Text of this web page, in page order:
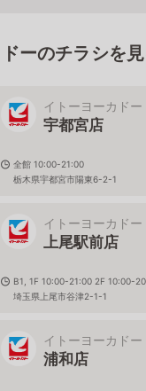
ーのチラシを
イトーヨーカドー
宇都宮店
全館 10:00-21:00
栃木県宇都宮市陽東6-2-1
イトーヨーカドー
上尾駅前店
B1, 1F 10:00-21:00 2F 10:00-
埼玉県上尾市谷津2-1-1
イトーヨーカドー
浦和店